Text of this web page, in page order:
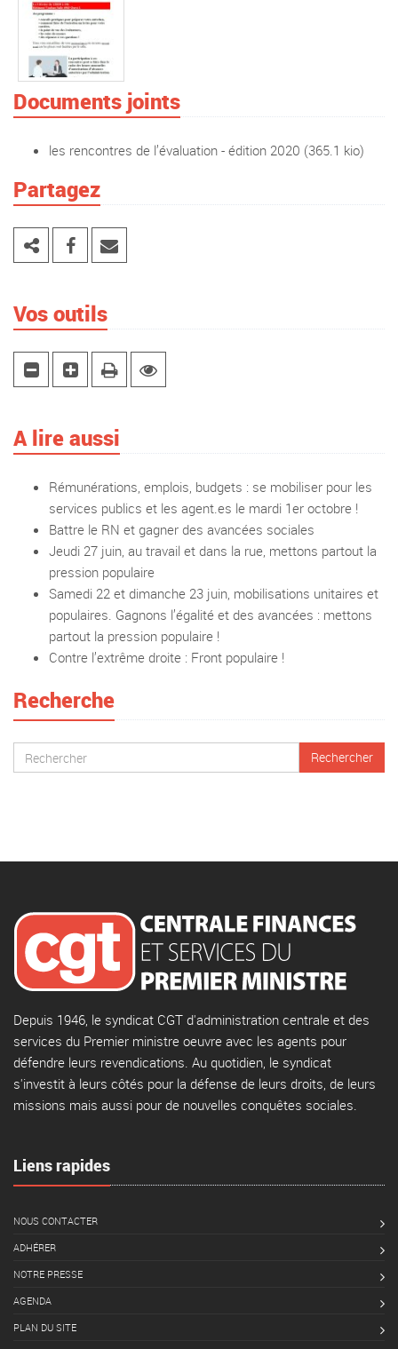
Documents joints
les rencontres de l’évaluation - édition 2020 (365.1 kio)
Partagez
Vos outils
A lire aussi
Rémunérations, emplois, budgets : se mobiliser pour les
services publics et les agent.es le mardi 1er octobre !
Battre le RN et gagner des avancées sociales
Jeudi 27 juin, au travail et dans la rue, mettons partout la
pression populaire
Samedi 22 et dimanche 23 juin, mobilisations unitaires et
populaires. Gagnons l’égalité et des avancées : mettons
partout la pression populaire !
Contre l’extrême droite : Front populaire !
Recherche
Depuis 1946, le syndicat CGT d'administration centrale et des
services du Premier ministre oeuvre avec les agents pour
défendre leurs revendications. Au quotidien, le syndicat
s'investit à leurs côtés pour la défense de leurs droits, de leurs
missions mais aussi pour de nouvelles conquêtes sociales.
Liens rapides
NOUS CONTACTER
ADHÉRER
NOTRE PRESSE
AGENDA
PLAN DU SITE